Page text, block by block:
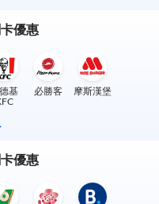
優惠
基
必勝客 摩斯漢堡
優惠